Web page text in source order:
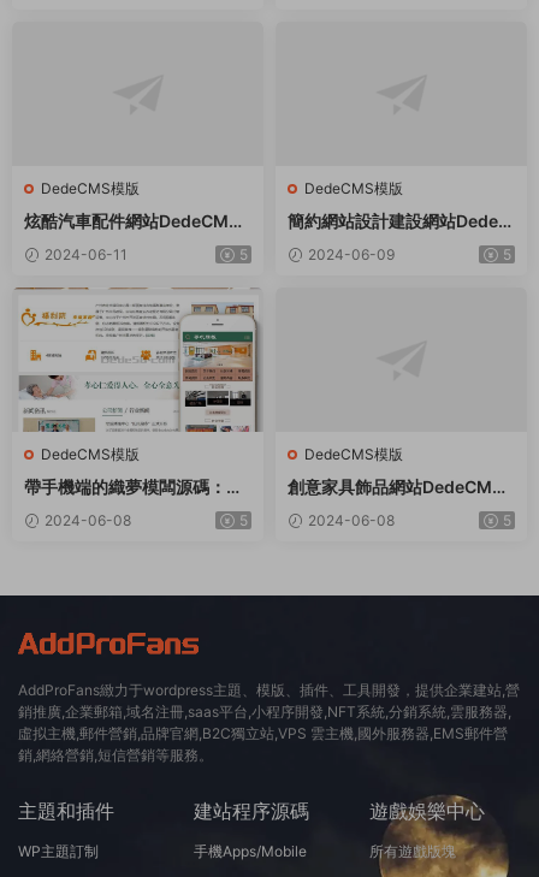
DedeCMS模版
炫酷汽車配件網站DedeCMS
織夢模闆
2024-06-11 5
DedeCMS模版
簡約網站設計建設網站Dede織
夢模闆2024-06-09 5
DedeCMS模版
帶手機端的織夢模闆源碼：适
用于社會福利院、養老院等領
域
2024-06-08 5
DedeCMS模版
創意家具飾品網站DedeCMS
織夢模闆
2024-06-08 5
AddProFans緻力于wordpress主題、模版、插件、工具開發，提供企業建站,營
銷推廣,企業郵箱,域名注冊,saas平台,小程序開發,NFT系統,分銷系統,雲服務器,
虛拟主機,郵件營銷,品牌官網,B2C獨立站,VPS 雲主機,國外服務器,EMS郵件營
銷,網絡營銷,短信營銷等服務。
主題和插件
WP主題訂制
建站程序源碼
手機Apps/Mobile
遊戲娛樂中心
所有遊戲版塊